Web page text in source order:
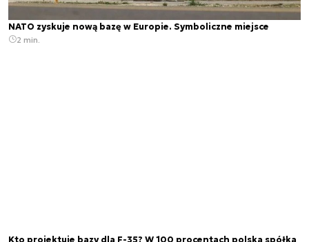
NATO zyskuje nową bazę w Europie. Symboliczne miejsce
2 min.